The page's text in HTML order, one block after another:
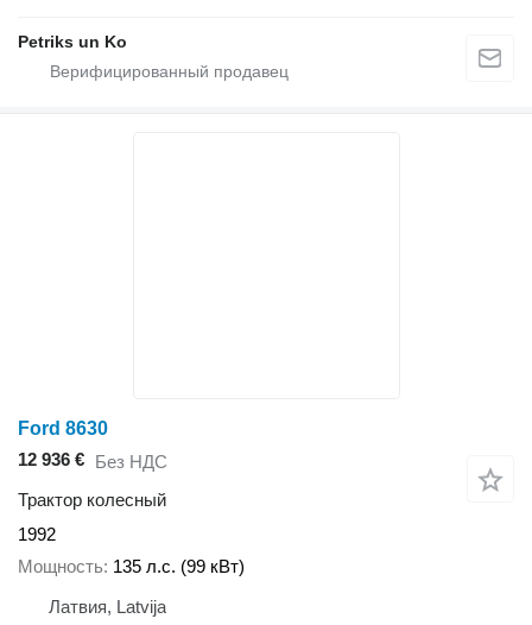
Petriks un Ko
Ford 8630
12 936 € Без НДС
Трактор колесный
1992
Мощность 135 л.с. (99 кВт)
Латвия, Latvija